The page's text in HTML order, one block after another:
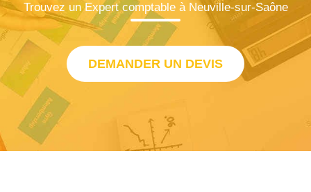
Trouvez un Expert comptable à Neuville-sur-Saône
DEMANDER UN DEVIS